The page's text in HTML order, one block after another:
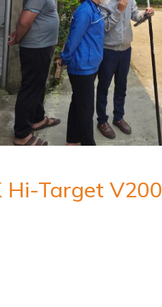
Hi-Target V200